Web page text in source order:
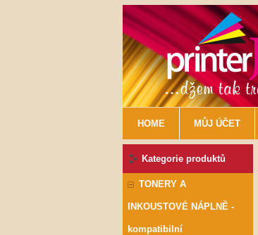
HOME MŮJ ÚČET
Kategorie produktů
TONERY A
INKOUSTOVÉ NÁPLNĚ -
kompatibilní